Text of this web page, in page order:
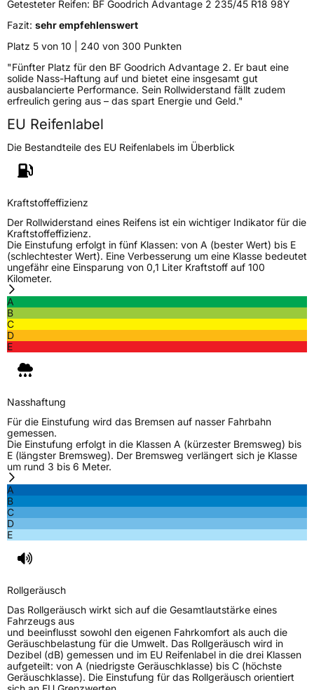
VerstärktXL
EU Label
EffizienzB
NasshaftungA
Rollgeräusch (Klasse)
Rollgeräusch (dB)
FahrzeugklasseC1
3PMSF / Schneeflockensymbol / Alpine-SymbolNein
EPREL ID
Allgemeine Produktsicherheit (GPSR)
HerstellerkontaktMANUFACTURE FRANCAISE DES
PNEUMATIQUES MICHELIN, place des
Getesteter Reifen: BF Goodrich Advantage 2 235/45 R18 98Y
Fazit: sehr empfehlenswert
Platz 5 von 10 | 240 von 300 Punkten
"Fünfter Platz für den BF Goodrich Advantage 2. Er baut eine
solide Nass-Haftung auf und bietet eine insgesamt gut
ausbalancierte Performance. Sein Rollwiderstand fällt zudem
erfreulich gering aus – das spart Energie und Geld."
EU Reifenlabel
Die Bestandteile des EU Reifenlabels im Überblick
Kraftstoffeffizienz
Der Rollwiderstand eines Reifens ist ein wichtiger Indikator für die
Kraftstoffeffizienz.
Die Einstufung erfolgt in fünf Klassen: von A (bester Wert) bis E
(schlechtester Wert). Eine Verbesserung um eine Klasse bedeutet
ungefähr eine Einsparung von 0,1 Liter Kraftstoff auf 100
Kilometer.
A
B
C
D
E
Nasshaftung
Für die Einstufung wird das Bremsen auf nasser Fahrbahn
gemessen.
Die Einstufung erfolgt in die Klassen A (kürzester Bremsweg) bis
E (längster Bremsweg). Der Bremsweg verlängert sich je Klasse
um rund 3 bis 6 Meter.
A
B
C
D
E
Rollgeräusch
Das Rollgeräusch wirkt sich auf die Gesamtlautstärke eines
Fahrzeugs aus
und beeinflusst sowohl den eigenen Fahrkomfort als auch die
Geräuschbelastung für die Umwelt. Das Rollgeräusch wird in
Dezibel (dB) gemessen und im EU Reifenlabel in die drei Klassen
aufgeteilt: von A (niedrigste Geräuschklasse) bis C (höchste
Geräuschklasse). Die Einstufung für das Rollgeräusch orientiert